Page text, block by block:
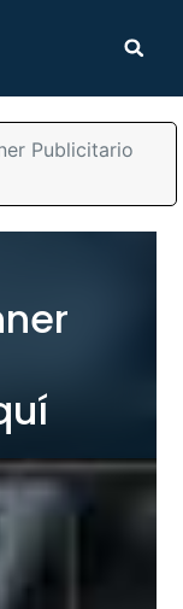
Publicitario